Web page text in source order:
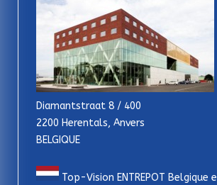
Diamantstraat 8 / 400
2200 Herentals, Anvers
BELGIQUE
Top-Vision ENTREPOT Belgique